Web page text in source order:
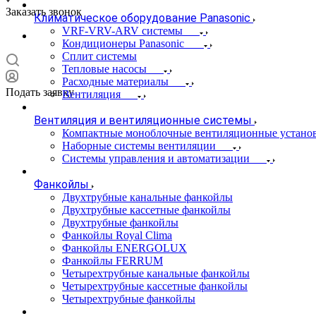
Заказать звонок
Подать заявку
Климатическое оборудование Panasonic
VRF-VRV-ARV системы
Кондиционеры Panasonic
Сплит системы
Тепловые насосы
Расходные материалы
Вентиляция
Вентиляция и вентиляционные системы
Компактные моноблочные вентиляционные
Наборные системы вентиляции
Системы управления и автоматизации
Фанкойлы
Двухтрубные канальные фанкойлы
Двухтрубные кассетные фанкойлы
Двухтрубные фанкойлы
Фанкойлы Royal Clima
Фанкойлы ENERGOLUX
Фанкойлы FERRUM
Четырехтрубные канальные фанкойлы
Четырехтрубные кассетные фанкойлы
Четырехтрубные фанкойлы